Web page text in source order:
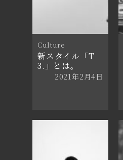
Culture
新スタイル「T
3.」とは。
2021年2月4日